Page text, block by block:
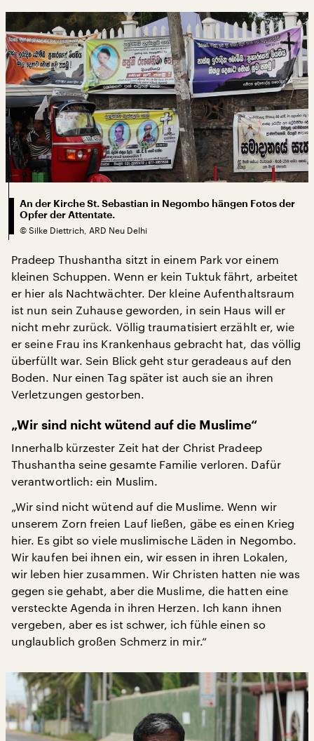
An der Kirche St. Sebastian in Negombo hängen Fotos der
Opfer der Attentate.
© Silke Diettrich, ARD Neu Delhi
Pradeep Thushantha sitzt in einem Park vor einem
kleinen Schuppen. Wenn er kein Tuktuk fährt, arbeitet
er hier als Nachtwächter. Der kleine Aufenthaltsraum
ist nun sein Zuhause geworden, in sein Haus will er
nicht mehr zurück. Völlig traumatisiert erzählt er, wie
er seine Frau ins Krankenhaus gebracht hat, das völlig
überfüllt war. Sein Blick geht stur geradeaus auf den
Boden. Nur einen Tag später ist auch sie an ihren
Verletzungen gestorben.
„Wir sind nicht wütend auf die Muslime“
Innerhalb kürzester Zeit hat der Christ Pradeep
Thushantha seine gesamte Familie verloren. Dafür
verantwortlich: ein Muslim.
„Wir sind nicht wütend auf die Muslime. Wenn wir
unserem Zorn freien Lauf ließen, gäbe es einen Krieg
hier. Es gibt so viele muslimische Läden in Negombo.
Wir kaufen bei ihnen ein, wir essen in ihren Lokalen,
wir leben hier zusammen. Wir Christen hatten nie was
gegen sie gehabt, aber die Muslime, die hatten eine
versteckte Agenda in ihren Herzen. Ich kann ihnen
vergeben, aber es ist schwer, ich fühle einen so
unglaublich großen Schmerz in mir.“